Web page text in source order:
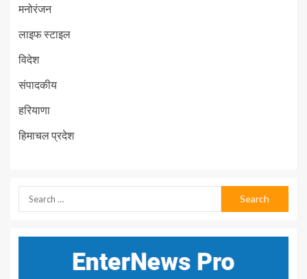
मनोरंजन
लाइफ स्टाइल
विदेश
संपादकीय
हरियाणा
हिमाचल प्रदेश